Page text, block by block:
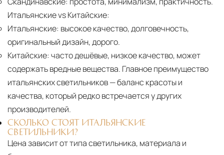
Итальянские vs Китайские:
Итальянские: высокое качество, долговечность,
оригинальный дизайн, дорого.
Китайские: часто дешёвые, низкое качество, может
содержать вредные вещества. Главное преимущество
итальянских светильников — баланс красоты и
качества, который редко встречается у других
производителей.
СКОЛЬКО СТОЯТ ИТАЛЬЯНСКИЕ
СВЕТИЛЬНИКИ?
Цена зависит от типа светильника, материала и